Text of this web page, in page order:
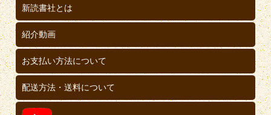
新読書社とは
紹介動画
お支払い方法について
配送方法・送料について